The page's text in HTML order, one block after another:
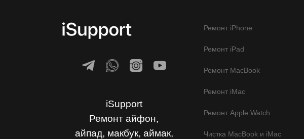
iSupport
Ремонт айфон,
айпад, макбук, аймак,
Ремонт iPhone
Ремонт iPad
Ремонт MacBook
Ремонт iMac
Ремонт Apple Watch
Чистка MacBook и iMac